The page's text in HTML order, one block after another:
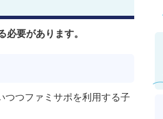
必要があります。
つつファミサポを利用する子